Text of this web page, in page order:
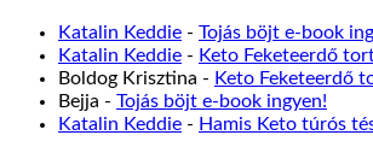
Katalin Keddie - Tojás böjt e-book
Katalin Keddie - Keto Feketeerdő
Boldog Krisztina - Keto Feketeerdő
Bejja - Tojás böjt e-book ingyen!
Katalin Keddie - Hamis Keto túrós